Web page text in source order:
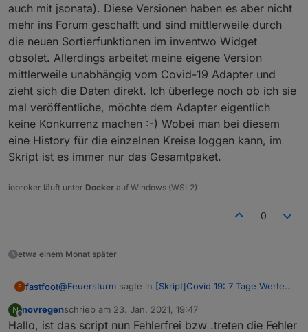
auch mit jsonata). Diese Versionen haben es aber nicht
mehr ins Forum geschafft und sind mittlerweile durch
die neuen Sortierfunktionen im inventwo Widget
obsolet. Allerdings arbeitet meine eigene Version
mittlerweile unabhängig vom Covid-19 Adapter und
zieht sich die Daten direkt. Ich überlege noch ob ich sie
mal veröffentliche, möchte dem Adapter eigentlich
keine Konkurrenz machen :-) Wobei man bei diesem
eine History für die einzelnen Kreise loggen kann, im
Skript ist es immer nur das Gesamtpaket.
iobroker läuft unter Docker auf Windows (WSL2)
0
etwa einem Monat später
F fastfoot@Feuersturm sagte in [Skript]Covid 19: 7 Tage Werte
@ fastfoot bisher ist das Skript mit der Anpassung
N
Offline
novregenschrieb am 23. Jan. 2021, 19:47
zuletzt editiert von
Hallo, ist das script nun Fehlerfrei bzw .treten die Fehler